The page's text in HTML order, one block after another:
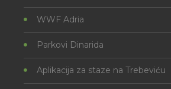
WWF Adria
Parkovi Dinarida
Aplikacija za staze na Trebeviću